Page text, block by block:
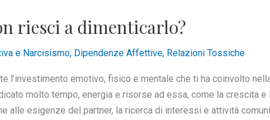
riesci a dimenticarlo?
e Narcisismo, Dipendenze Affettive, Relazioni Tossiche
l’investimento emotivo, fisico e mentale che ti ha coinvolto
molto tempo, energia e risorse ad essa, come la crescita e
alle esigenze del partner, la ricerca di interessi e attività